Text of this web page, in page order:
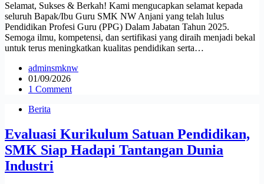
Selamat, Sukses & Berkah! Kami mengucapkan selamat kepada
seluruh Bapak/Ibu Guru SMK NW Anjani yang telah lulus
Pendidikan Profesi Guru (PPG) Dalam Jabatan Tahun 2025.
Semoga ilmu, kompetensi, dan sertifikasi yang diraih menjadi bekal
untuk terus meningkatkan kualitas pendidikan serta…
adminsmknw
01/09/2026
1 Comment
Berita
Evaluasi Kurikulum Satuan Pendidikan,
SMK Siap Hadapi Tantangan Dunia
Industri